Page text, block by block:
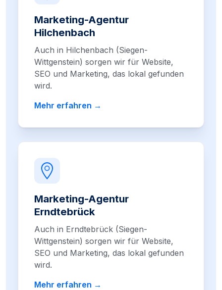
Marketing-Agentur
Hilchenbach
Auch in Hilchenbach (Siegen-
Wittgenstein) sorgen wir für Website,
SEO und Marketing, das lokal gefunden
wird.
Mehr erfahren →
Marketing-Agentur
Erndtebrück
Auch in Erndtebrück (Siegen-
Wittgenstein) sorgen wir für Website,
SEO und Marketing, das lokal gefunden
wird.
Mehr erfahren →